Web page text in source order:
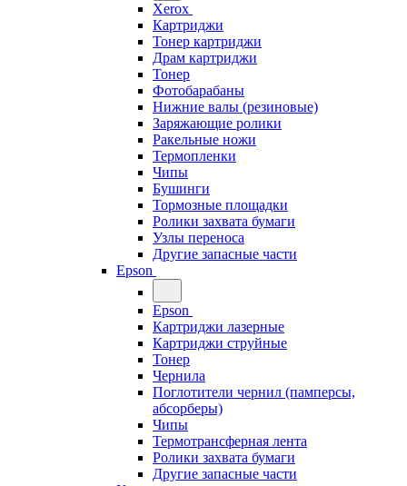
Xerox
Картриджи
Тонер картриджи
Драм картриджи
Тонер
Фотобарабаны
Нижние валы (резиновые)
Заряжающие ролики
Ракельные ножи
Термопленки
Чипы
Бушинги
Тормозные площадки
Ролики захвата бумаги
Узлы переноса
Другие запасные части
Epson
Epson
Картриджи лазерные
Картриджи струйные
Тонер
Чернила
Поглотители чернил (памперсы,
абсорберы)
Чипы
Термотрансферная лента
Ролики захвата бумаги
Другие запасные части